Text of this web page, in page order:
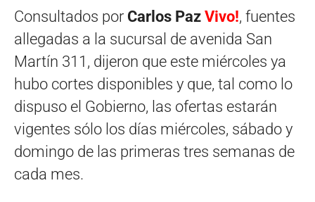
Consultados por Carlos Paz Vivo!, fuentes
allegadas a la sucursal de avenida San
Martín 311, dijeron que este miércoles ya
hubo cortes disponibles y que, tal como lo
dispuso el Gobierno, las ofertas estarán
vigentes sólo los días miércoles, sábado y
domingo de las primeras tres semanas de
cada mes.